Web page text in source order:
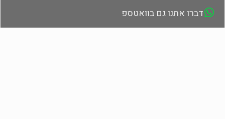
דברו אתנו גם בוואטספ